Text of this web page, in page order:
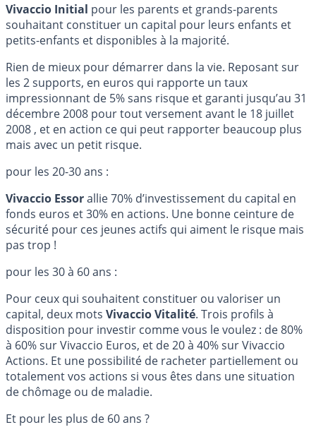
Vivaccio Initial pour les parents et grands-parents
souhaitant constituer un capital pour leurs enfants et
petits-enfants et disponibles à la majorité.
Rien de mieux pour démarrer dans la vie. Reposant sur
les 2 supports, en euros qui rapporte un taux
impressionnant de 5% sans risque et garanti jusqu’au 31
décembre 2008 pour tout versement avant le 18 juillet
2008 , et en action ce qui peut rapporter beaucoup plus
mais avec un petit risque.
pour les 20-30 ans :
Vivaccio Essorallie 70% d’investissement du capital en
fonds euros et 30% en actions. Une bonne ceinture de
sécurité pour ces jeunes actifs qui aiment le risque mais
pas trop !
pour les 30 à 60 ans :
Pour ceux qui souhaitent constituer ou valoriser un
capital, deux mots Vivaccio Vitalité. Trois profils à
disposition pour investir comme vous le voulez : de 80%
à 60% sur Vivaccio Euros, et de 20 à 40% sur Vivaccio
Actions. Et une possibilité de racheter partiellement ou
totalement vos actions si vous êtes dans une situation
de chômage ou de maladie.
Et pour les plus de 60 ans ?